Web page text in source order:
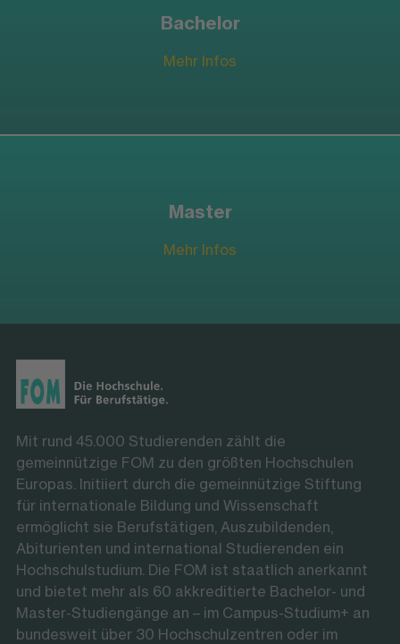
Bachelor
Mehr Infos
Master
Mehr Infos
Mit rund 45.000 Studierenden zählt die
gemeinnützige FOM zu den größten Hochschulen
Europas. Initiiert durch die gemeinnützige Stiftung
für internationale Bildung und Wissenschaft
ermöglicht sie Berufstätigen, Auszubildenden,
Abiturienten und international Studierenden ein
Hochschulstudium. Die FOM ist staatlich anerkannt
und bietet mehr als 60 akkreditierte Bachelor- und
Master-Studiengänge an – im Campus-Studium+ an
bundesweit über 30 Hochschulzentren oder im